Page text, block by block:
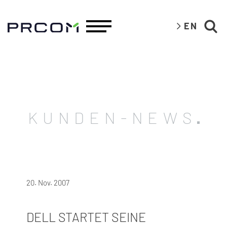
EN
KUNDEN-NEWS
20. Nov. 2007
DELL STARTET SEINE